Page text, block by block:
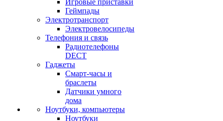
Игровые приставки
Геймпады
Электротранспорт
Электровелосипеды
Телефония и связь
Радиотелефоны
DECT
Гаджеты
Смарт-часы и
браслеты
Датчики умного
дома
Ноутбуки, компьютеры
Ноутбуки